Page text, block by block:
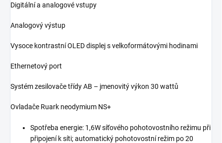
Digitální a analogové vstupy
Analogový výstup
Vysoce kontrastní OLED displej s velkoformátovými hodinami
Ethernetový port
Systém zesilovače třídy AB – jmenovitý výkon 30 wattů
Ovladače Ruark neodymium NS+
Spotřeba energie: 1,6W síťového pohotovostního režimu při
připojení k síti; automatický pohotovostní režim po 20